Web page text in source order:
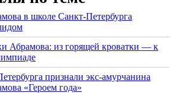
в школе Санкт-Петербурга
Абрамова: из горящей кроватки — к
признали экс-амурчанина
«Героем года»